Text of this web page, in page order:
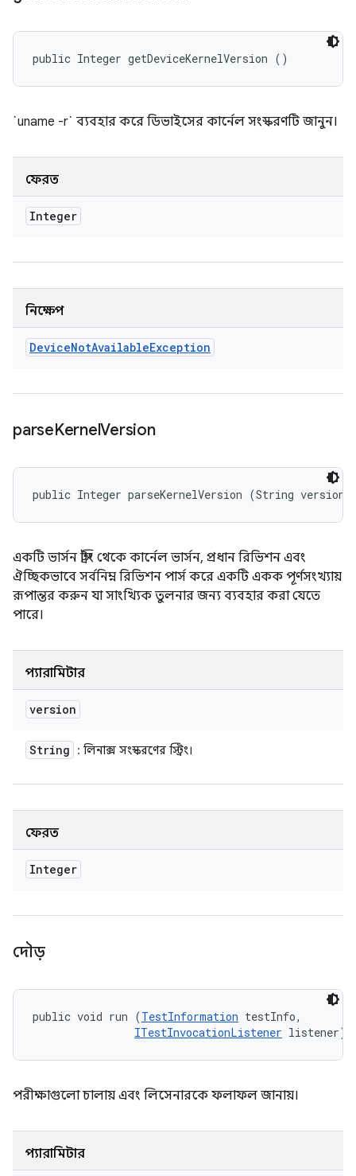
public Integer getDeviceKernelVersion ()
`uname -r` ব্যবহার করে ডিভাইসের কার্নেল সংস্করণটি জানুন।
ফেরত
Integer
নিক্ষেপ
DeviceNotAvailableException
parseKernelVersion
public Integer parseKernelVersion (String version)
একটি ভার্সন স্ট্রিং থেকে কার্নেল ভার্সন, প্রধান রিভিশন এবং
ঐচ্ছিকভাবে সর্বনিম্ন রিভিশন পার্স করে একটি একক পূর্ণসংখ্যায়
রূপান্তর করুন যা সাংখ্যিক তুলনার জন্য ব্যবহার করা যেতে
পারে।
প্যারামিটার
version
String : লিনাক্স সংস্করণের স্ট্রিং।
ফেরত
Integer
দৌড়
public void run (TestInformation testInfo,
ITestInvocationListener listener)
পরীক্ষাগুলো চালায় এবং লিসেনারকে ফলাফল জানায়।
প্যারামিটার